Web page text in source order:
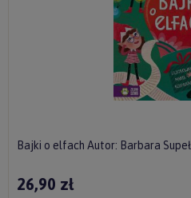
Bajki o elfach Autor: Barbara Supeł
26,90 zł